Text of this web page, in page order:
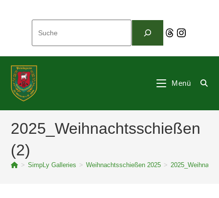
ThreadsInstagram
Menü
2025_Weihnachtsschießen
(2)
> SimpLy Galleries > Weihnachtsschießen 2025 >